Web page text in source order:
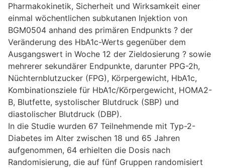
Pharmakokinetik, Sicherheit und Wirksamkeit einer
einmal wöchentlichen subkutanen Injektion von
BGM0504 anhand des primären Endpunkts ? der
Veränderung des HbA1c-Werts gegenüber dem
Ausgangswert in Woche 12 der Zieldosierung ? sowie
mehrerer sekundärer Endpunkte, darunter PPG-2h,
Nüchternblutzucker (FPG), Körpergewicht, HbA1c,
Kombinationsziele für HbA1c/Körpergewicht, HOMA2-
B, Blutfette, systolischer Blutdruck (SBP) und
diastolischer Blutdruck (DBP).
In die Studie wurden 67 Teilnehmende mit Typ-2-
Diabetes im Alter zwischen 18 und 65 Jahren
aufgenommen, 64 erhielten die Dosis nach
Randomisierung, die auf fünf Gruppen randomisiert